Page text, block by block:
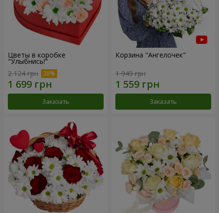
Цветы в коробке
"Улыбнись!"
2 124 грн
Заказать
Корзина "Ангелочек"
1 949 грн
Заказать